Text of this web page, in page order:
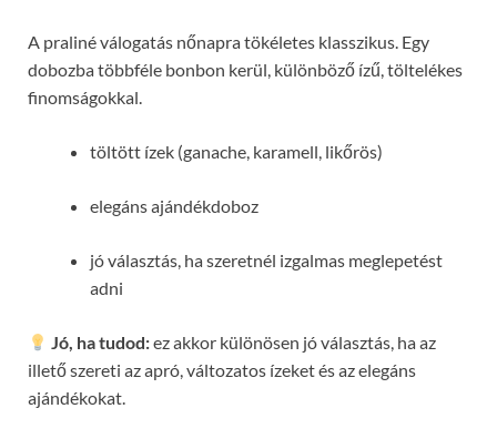
A praliné válogatás nőnapra tökéletes klasszikus. Egy
dobozba többféle bonbon kerül, különböző ízű, töltelékes
finomságokkal.
töltött ízek (ganache, karamell, likőrös)
elegáns ajándékdoboz
jó választás, ha szeretnél izgalmas meglepetést
adni
Jó, ha tudod:ez akkor különösen jó választás, ha az
illető szereti az apró, változatos ízeket és az elegáns
ajándékokat.